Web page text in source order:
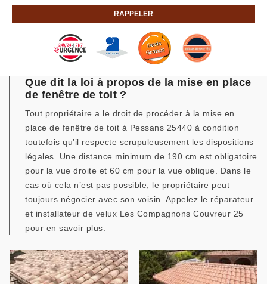
Que dit la loi à propos de la mise en place
de fenêtre de toit ?
Tout propriétaire a le droit de procéder à la mise en
place de fenêtre de toit à Pessans 25440 à condition
toutefois qu’il respecte scrupuleusement les dispositions
légales. Une distance minimum de 190 cm est obligatoire
pour la vue droite et 60 cm pour la vue oblique. Dans le
cas où cela n’est pas possible, le propriétaire peut
toujours négocier avec son voisin. Appelez le réparateur
et installateur de velux Les Compagnons Couvreur 25
pour en savoir plus.